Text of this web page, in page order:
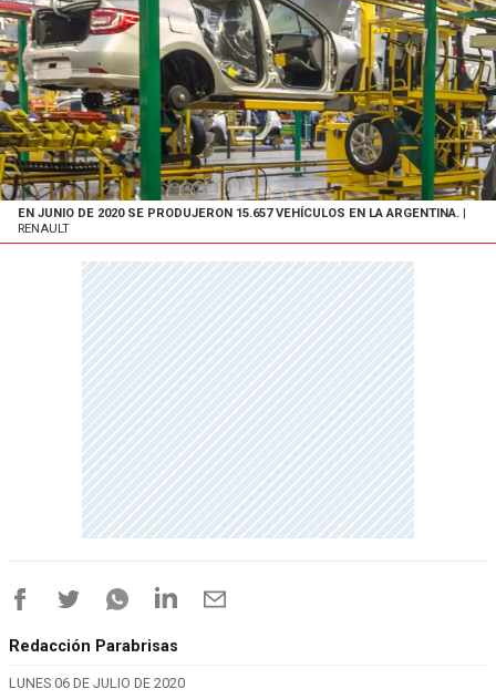
EN JUNIO DE 2020 SE PRODUJERON 15.657 VEHÍCULOS EN LA ARGENTINA.
RENAULT
Redacción Parabrisas
LUNES 06 DE JULIO DE 2020